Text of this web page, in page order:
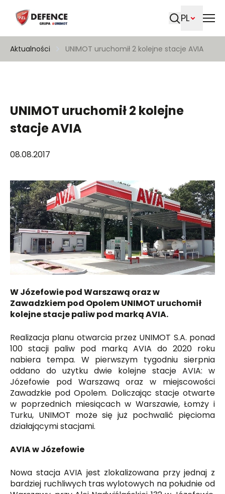
PL
Aktualności UNIMOT uruchomił 2 kolejne stacje AVIA
UNIMOT uruchomił 2 kolejne
stacje AVIA
08.08.2017
W Józefowie pod Warszawą oraz w
Zawadzkiem pod Opolem UNIMOT uruchomił
kolejne stacje paliw pod marką AVIA.
Realizacja planu otwarcia przez UNIMOT S.A. ponad
100 stacji paliw pod marką AVIA do 2020 roku
nabiera tempa. W pierwszym tygodniu sierpnia
oddano do użytku dwie kolejne stacje AVIA: w
Józefowie pod Warszawą oraz w miejscowości
Zawadzkie pod Opolem. Doliczając stacje otwarte
w poprzednich miesiącach w Warszawie, Łomży i
Turku, UNIMOT może się już pochwalić pięcioma
działającymi stacjami.
AVIA w Józefowie
Nowa stacja AVIA jest zlokalizowana przy jednaj z
bardziej ruchliwych tras wylotowych na południe od